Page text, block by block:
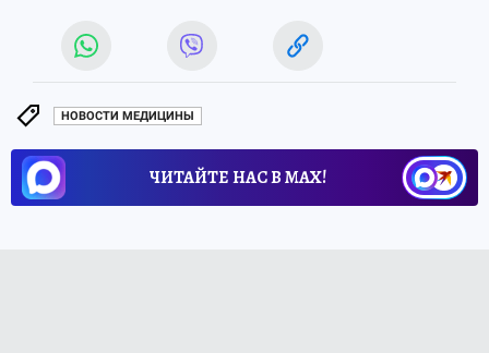
НОВОСТИ МЕДИЦИНЫ
ЧИТАЙТЕ НАС В МАХ!